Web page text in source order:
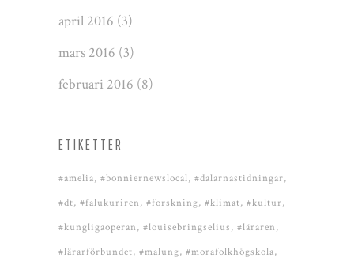
april 2016 (3)
mars 2016 (3)
februari 2016 (8)
ETIKETTER
#amelia #bonniernewslocal #dalarnastidningar
#dt #falukuriren #forskning #klimat #kultur
#kungligaoperan #louisebringselius #läraren
#lärarförbundet #malung #morafolkhögskola